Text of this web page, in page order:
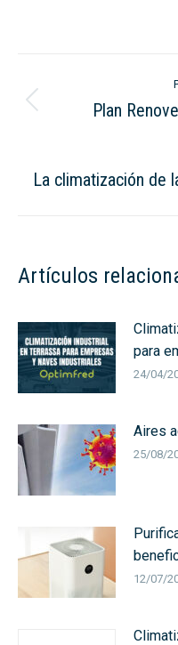
navigation
Plan
La climatización de
Artículos
para
24/04/
Aires
25/08/
12/07/